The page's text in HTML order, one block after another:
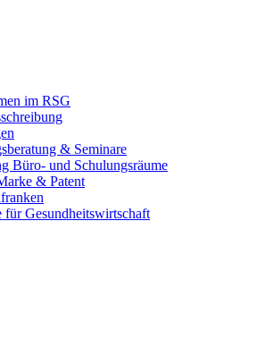
im RSG
& Seminare
Büro- und Schulungsräume
& Patent
für Gesundheitswirtschaft